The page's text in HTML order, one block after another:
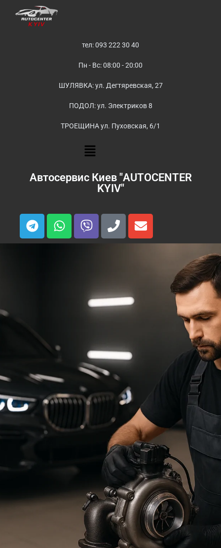
тел: 093 222 30 40
Пн - Вс: 08:00 - 20:00
ШУЛЯВКА: ул. Дегтяревская, 27
ПОДОЛ: ул. Электриков 8
ТРОЕЩИНА ул. Пуховская, 6/1
Автосервис Киев "AUTOCENTER
KYIV"